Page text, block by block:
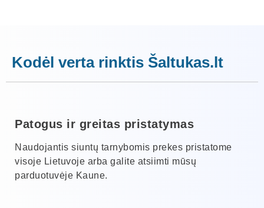
Kodėl verta rinktis Šaltukas.lt
Patogus ir greitas pristatymas
Naudojantis siuntų tarnybomis prekes pristatome
visoje Lietuvoje arba galite atsiimti mūsų
parduotuvėje Kaune.